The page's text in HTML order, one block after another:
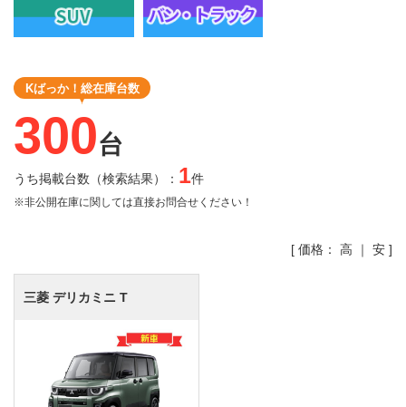
Kばっか！総在庫台数
300台
うち掲載台数（検索結果）： 1件
※非公開在庫に関しては直接お問合せください！
[ 価格： 高 ｜ 安 ]
三菱 デリカミニ T